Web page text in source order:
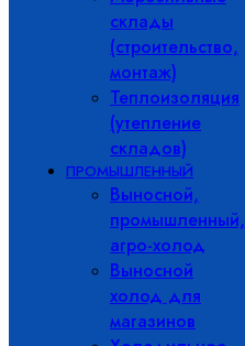
склады
(строительство,
монтаж)
Теплоизоляция
(утепление
складов)
ПРОМЫШЛЕННЫЙ
Выносной,
промышленный,
агро-холод
Выносной
холод для
магазинов